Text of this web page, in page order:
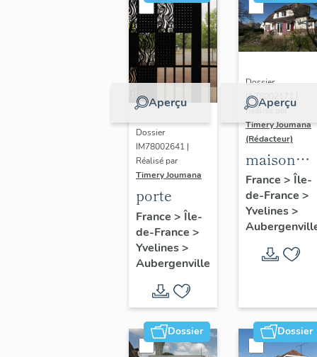
Aperçu
Dossier
IM78002641 |
Réalisé par
Timery Joumana
porte
France > Île-
de-France >
Yvelines>
Aubergenville
Aperçu
Dossier
IA78002171 |
Réalisé par
Timery Joumana
(Rédacteur)
maison
dite "villa
le Bois
fleuri", 27
avenue
d'Ypres
France > Île-
de-France >
Yvelines>
Dossier Dossier